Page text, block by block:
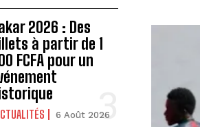
2026 : Des
à partir de 1
FCFA pour un
6 Août 2026